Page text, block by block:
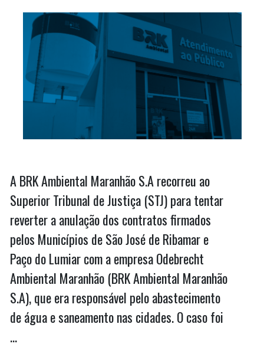
A BRK Ambiental Maranhão S.A recorreu ao
Superior Tribunal de Justiça (STJ) para tentar
reverter a anulação dos contratos firmados
pelos Municípios de São José de Ribamar e
Paço do Lumiar com a empresa Odebrecht
Ambiental Maranhão (BRK Ambiental Maranhão
S.A), que era responsável pelo abastecimento
de água e saneamento nas cidades. O caso foi
…